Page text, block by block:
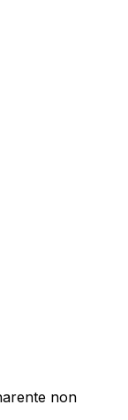
non